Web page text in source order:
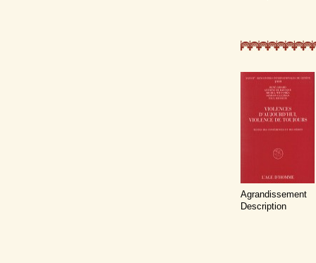
Agrandissement
Description